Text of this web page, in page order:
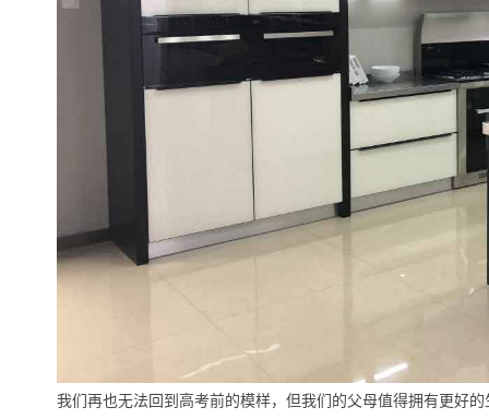
我们再也无法回到高考前的模样，但我们的父母值得拥有更好的